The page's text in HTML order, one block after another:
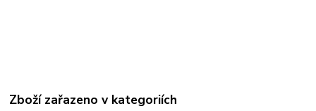
Zboží zařazeno v kategoriích